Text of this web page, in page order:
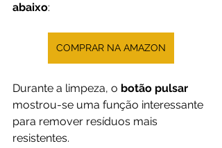
abaixo:
COMPRAR NA AMAZON
Durante a limpeza, o botão pulsar
mostrou-se uma função interessante
para remover resíduos mais
resistentes.